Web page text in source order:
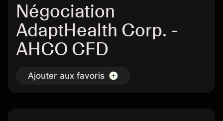
Négociation
AdaptHealth Corp. -
AHCO CFD
Ajouter aux favoris